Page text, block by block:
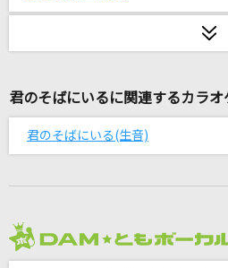
紅蓮の弓矢(アニメver.)
Departures～あなたにおく
EGOIST
とびら開けて
よー、そこの若いの
君のそばにいるに関連するカラオ
君のそばにいる(生音)